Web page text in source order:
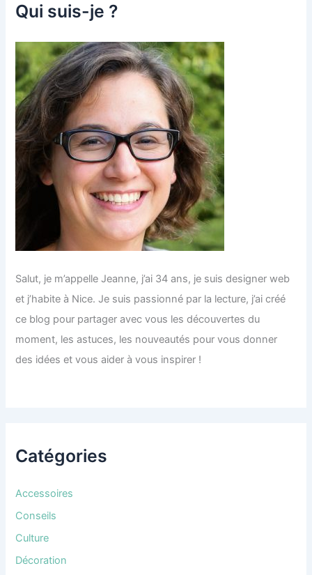
Qui suis-je ?
Salut, je m’appelle Jeanne, j’ai 34 ans, je suis designer web
et j’habite à Nice. Je suis passionné par la lecture, j’ai créé
ce blog pour partager avec vous les découvertes du
moment, les astuces, les nouveautés pour vous donner
des idées et vous aider à vous inspirer !
Catégories
Accessoires
Conseils
Culture
Décoration